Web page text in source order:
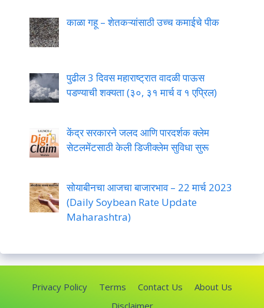
काळा गहू – शेतकऱ्यांसाठी उच्च कमाईचे पीक
पुढील 3 दिवस महाराष्ट्रात वादळी पाऊस
पडण्याची शक्यता (३०, ३१ मार्च व १ एप्रिल)
केंद्र सरकारने जलद आणि पारदर्शक क्लेम
सेटलमेंटसाठी केली डिजीक्लेम सुविधा सुरू
सोयाबीनचा आजचा बाजारभाव – 22 मार्च 2023
(Daily Soybean Rate Update
Maharashtra)
Privacy Policy Terms Contact Us
About Us